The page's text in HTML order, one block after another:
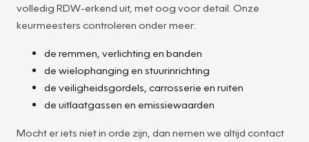
volledig RDW-erkend uit, met oog voor detail. Onze
keurmeesters controleren onder meer:
de remmen, verlichting en banden
de wielophanging en stuurinrichting
de veiligheidsgordels, carrosserie en ruiten
de uitlaatgassen en emissiewaarden
Mocht er iets niet in orde zijn, dan nemen we altijd contact